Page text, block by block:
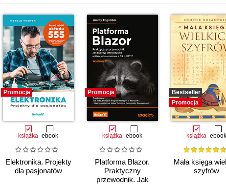
Promocja
książka ebook
Elektronika. Projekty
dla pasjonatów
Promocja
książka ebook
Platforma Blazor.
Praktyczny
przewodnik. Jak
Bestseller
Promocja
książka ebook
Mała księga
szyfrów